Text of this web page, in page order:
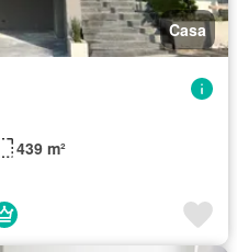
Casa
439 m²